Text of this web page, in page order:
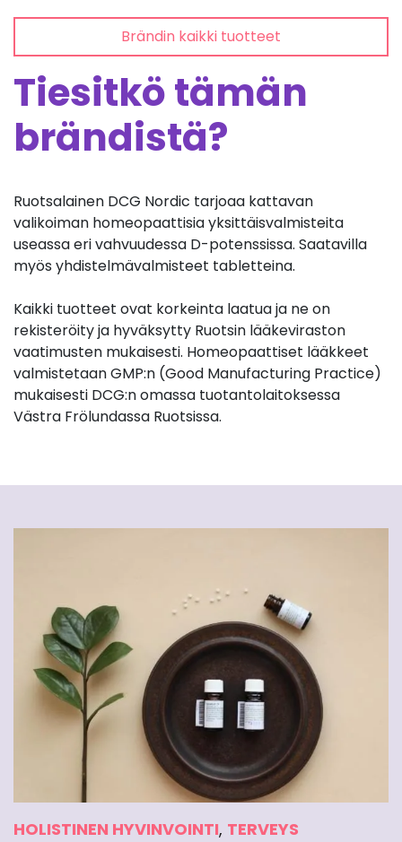
Brändin kaikki tuotteet
Tiesitkö tämän
brändistä?
Ruotsalainen DCG Nordic tarjoaa kattavan
valikoiman homeopaattisia yksittäisvalmisteita
useassa eri vahvuudessa D-potenssissa. Saatavilla
myös yhdistelmävalmisteet tabletteina.
Kaikki tuotteet ovat korkeinta laatua ja ne on
rekisteröity ja hyväksytty Ruotsin lääkeviraston
vaatimusten mukaisesti. Homeopaattiset lääkkeet
valmistetaan GMP:n (Good Manufacturing Practice)
mukaisesti DCG:n omassa tuotantolaitoksessa
Västra Frölundassa Ruotsissa.
HOLISTINEN HYVINVOINTI, TERVEYS